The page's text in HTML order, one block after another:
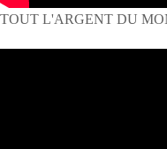
TOUT L'ARGENT DU